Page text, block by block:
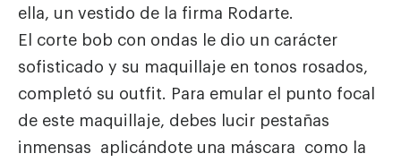
ella, un vestido de la firma Rodarte.
El corte bob con ondas le dio un carácter
sofisticado y su maquillaje en tonos rosados,
completó su outfit. Para emular el punto focal
de este maquillaje, debes lucir pestañas
inmensas aplicándote una máscara como la